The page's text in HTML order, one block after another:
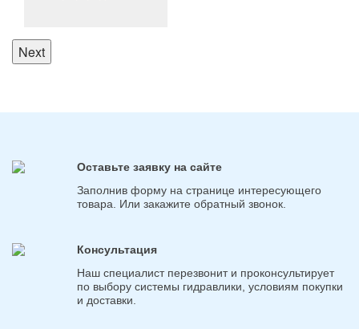
Next
Оставьте заявку на сайте
Заполнив форму на странице интересующего
товара. Или закажите обратный звонок.
Консультация
Наш специалист перезвонит и проконсультирует
по выбору системы гидравлики, условиям покупки
и доставки.